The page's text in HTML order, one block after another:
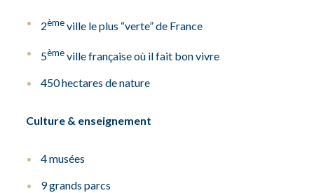
2èmeville le plus “verte” de France
5èmeville française où il fait bon vivre
450 hectares de nature
Culture & enseignement
4 musées
9 grands parcs